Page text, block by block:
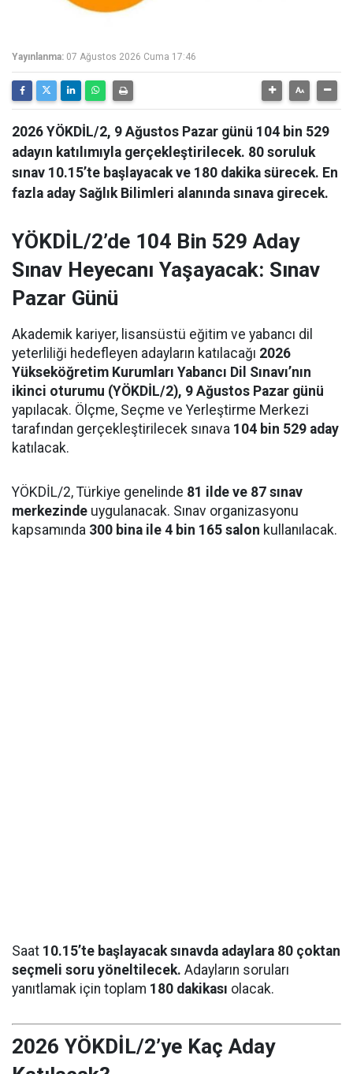
Yayınlanma: 07 Ağustos 2026 Cuma 17:46
2026 YÖKDİL/2, 9 Ağustos Pazar günü 104 bin 529
adayın katılımıyla gerçekleştirilecek. 80 soruluk
sınav 10.15’te başlayacak ve 180 dakika sürecek. En
fazla aday Sağlık Bilimleri alanında sınava girecek.
YÖKDİL/2’de 104 Bin 529 Aday
Sınav Heyecanı Yaşayacak: Sınav
Pazar Günü
Akademik kariyer, lisansüstü eğitim ve yabancı dil
yeterliliği hedefleyen adayların katılacağı 2026
Yükseköğretim Kurumları Yabancı Dil Sınavı’nın
ikinci oturumu (YÖKDİL/2), 9 Ağustos Pazar günü
yapılacak. Ölçme, Seçme ve Yerleştirme Merkezi
tarafından gerçekleştirilecek sınava 104 bin 529 aday
katılacak.
YÖKDİL/2, Türkiye genelinde 81 ilde ve 87 sınav
merkezinde uygulanacak. Sınav organizasyonu
kapsamında 300 bina ile 4 bin 165 salon kullanılacak.
Saat 10.15’te başlayacak sınavda adaylara 80 çoktan
seçmeli soru yöneltilecek. Adayların soruları
yanıtlamak için toplam 180 dakikası olacak.
2026 YÖKDİL/2’ye Kaç Aday